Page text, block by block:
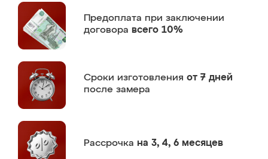
Предоплата при заключении
договора всего 10%
Сроки изготовления от 7 дней
после замера
Рассрочка на 3, 4, 6 месяцев